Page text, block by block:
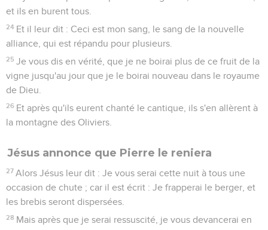
assis à la droite de la puissance de Dieu, et venant sur les
nuées du ciel.
63
Alors le souverain sacrificateur déchira ses vêtements, et
dit : Qu'avons-nous encore besoin de témoins ?
64 Vous avez entendu le blasphème ; que vous en semble ?
Alors tous le condamnèrent comme étant digne de mort.
65 Et quelques-uns se mirent à cracher contre lui, à lui
couvrir le visage, et à lui donner des soufflets en disant :
Pierre renie Jésus
66 Or, comme Pierre était en bas dans la cour, une des
servantes du souverain sacrificateur y vint ;
67 Et voyant Pierre qui se chauffait, elle le regarda en face, et